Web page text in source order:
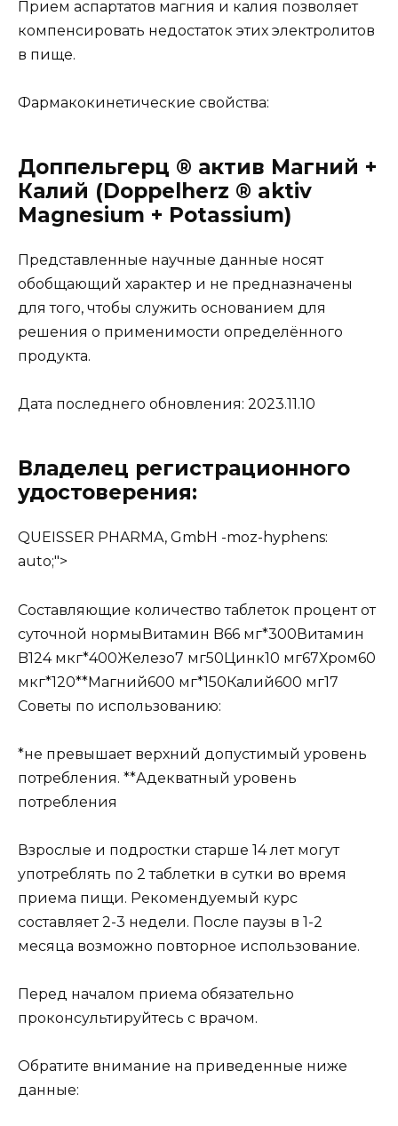
Прием аспартатов магния и калия позволяет
компенсировать недостаток этих электролитов
в пище.
Фармакокинетические свойства:
Доппельгерц ® актив Магний +
Калий (Doppelherz ® aktiv
Magnesium + Potassium)
Представленные научные данные носят
обобщающий характер и не предназначены
для того, чтобы служить основанием для
решения о применимости определённого
продукта.
Дата последнего обновления: 2023.11.10
Владелец регистрационного
удостоверения:
QUEISSER PHARMA, GmbH -moz-hyphens:
auto;">
Составляющие количество таблеток процент от
суточной нормыВитамин B66 мг*300Витамин
B124 мкг*400Железо7 мг50Цинк10 мг67Хром60
мкг*120**Магний600 мг*150Калий600 мг17
Советы по использованию:
*не превышает верхний допустимый уровень
потребления. **Адекватный уровень
потребления
Взрослые и подростки старше 14 лет могут
употреблять по 2 таблетки в сутки во время
приема пищи. Рекомендуемый курс
составляет 2-3 недели. После паузы в 1-2
месяца возможно повторное использование.
Перед началом приема обязательно
проконсультируйтесь с врачом.
Обратите внимание на приведенные ниже
данные: